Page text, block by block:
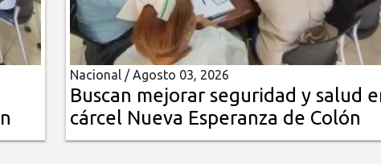
Nacional /Agosto 03, 2026
Buscan mejorar seguridad y salud
cárcel Nueva Esperanza de Colón